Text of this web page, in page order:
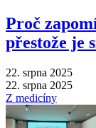
Proč
přestože je
22. srpna 2025
22. srpna 2025
Z medicíny